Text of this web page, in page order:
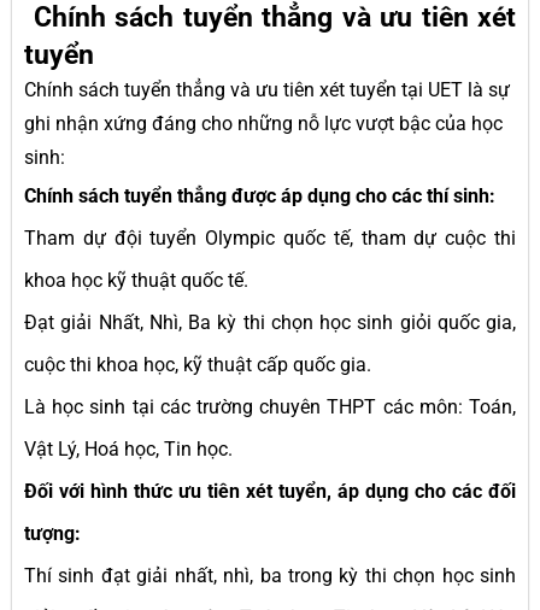
Chính sách tuyển thẳng và ưu tiên xét
tuyển
Chính sách tuyển thẳng và ưu tiên xét tuyển tại UET là sự
ghi nhận xứng đáng cho những nỗ lực vượt bậc của học
sinh:
Chính sách tuyển thẳng được áp dụng cho các thí sinh:
Tham dự đội tuyển Olympic quốc tế, tham dự cuộc thi
khoa học kỹ thuật quốc tế.
Đạt giải Nhất, Nhì, Ba kỳ thi chọn học sinh giỏi quốc gia,
cuộc thi khoa học, kỹ thuật cấp quốc gia.
Là học sinh tại các trường chuyên THPT các môn: Toán,
Vật Lý, Hoá học, Tin học.
Đối với hình thức ưu tiên xét tuyển, áp dụng cho các đối
tượng:
Thí sinh đạt giải nhất, nhì, ba trong kỳ thi chọn học sinh